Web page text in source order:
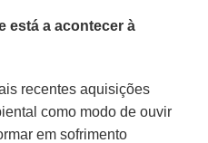
está a acontecer à
recentes aquisições
como modo de ouvir
em sofrimento